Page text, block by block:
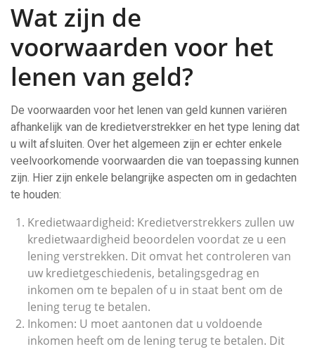
Wat zijn de
voorwaarden voor het
lenen van geld?
De voorwaarden voor het lenen van geld kunnen variëren
afhankelijk van de kredietverstrekker en het type lening dat
u wilt afsluiten. Over het algemeen zijn er echter enkele
veelvoorkomende voorwaarden die van toepassing kunnen
zijn. Hier zijn enkele belangrijke aspecten om in gedachten
te houden:
Kredietwaardigheid: Kredietverstrekkers zullen uw
kredietwaardigheid beoordelen voordat ze u een
lening verstrekken. Dit omvat het controleren van
uw kredietgeschiedenis, betalingsgedrag en
inkomen om te bepalen of u in staat bent om de
lening terug te betalen.
Inkomen: U moet aantonen dat u voldoende
inkomen heeft om de lening terug te betalen. Dit